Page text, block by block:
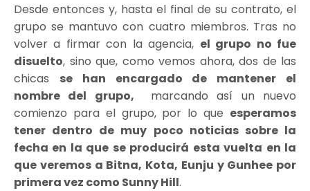
Desde entonces y, hasta el final de su contrato, el
grupo se mantuvo con cuatro miembros. Tras no
volver a firmar con la agencia, el grupo no fue
disuelto, sino que, como vemos ahora, dos de las
chicas se han encargado de mantener el
nombre del grupo,
marcando así un nuevo
comienzo para el grupo, por lo que esperamos
tener dentro de muy poco noticias sobre la
fecha en la que se producirá esta vuelta en la
que veremos a Bitna, Kota, Eunju y Gunhee por
primera vez como Sunny Hill.